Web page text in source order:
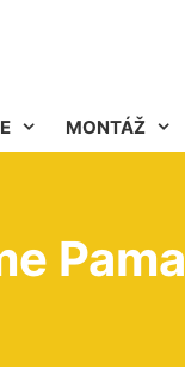
MONTÁŽ
Pama